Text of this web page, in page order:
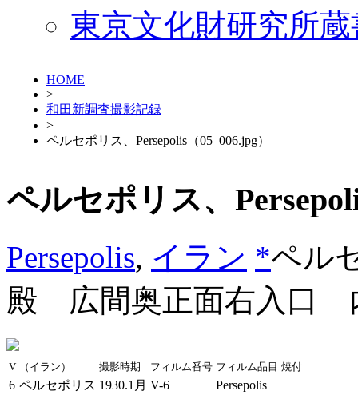
東京文化財研究所
HOME
>
和田新調査撮影記録
>
ペルセポリス、Persepolis（05_006.jpg）
ペルセポリス、
Persepolis, イラン *ペル
殿 広間奥正面右入口
V （イラン） 撮影時期 フィルム番号 フィルム品目 焼付
6 ペルセポリス 1930.1月 V-6 Persepolis